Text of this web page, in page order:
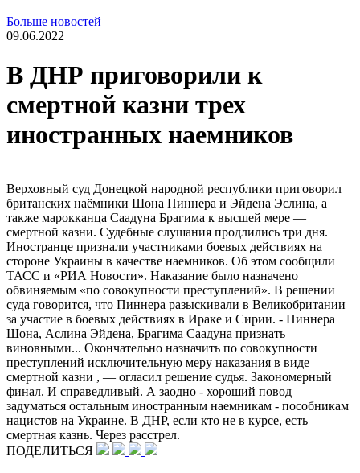
Больше новостей
09.06.2022
В ДНР приговорили к
смертной казни трех
иностранных наемников
Верховный суд Донецкой народной республики приговорил
британских наёмники Шона Пиннера и Эйдена Эслина, а
также марокканца Саадуна Брагима к высшей мере —
смертной казни. Судебные слушания продлились три дня.
Иностранце признали участниками боевых действиях на
стороне Украины в качестве наемников. Об этом сообщили
ТАСС и «РИА Новости». Наказание было назначено
обвиняемым «по совокупности преступлений». В решении
суда говорится, что Пиннера разыскивали в Великобритании
за участие в боевых действиях в Ираке и Сирии. - Пиннера
Шона, Аслина Эйдена, Брагима Саадуна признать
виновными... Окончательно назначить по совокупности
преступлений исключительную меру наказания в виде
смертной казни , — огласил решение судья. Закономерный
финал. И справедливый. А заодно - хороший повод
задуматься остальным иностранным наемникам - пособникам
нацистов на Украине. В ДНР, если кто не в курсе, есть
смертная казнь. Через расстрел.
ПОДЕЛИТЬСЯ